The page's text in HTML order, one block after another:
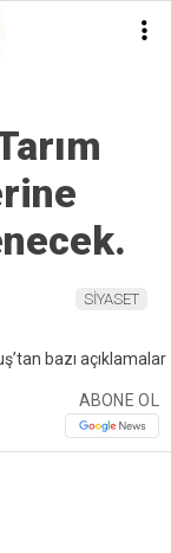
SİYASET
ABONE OL